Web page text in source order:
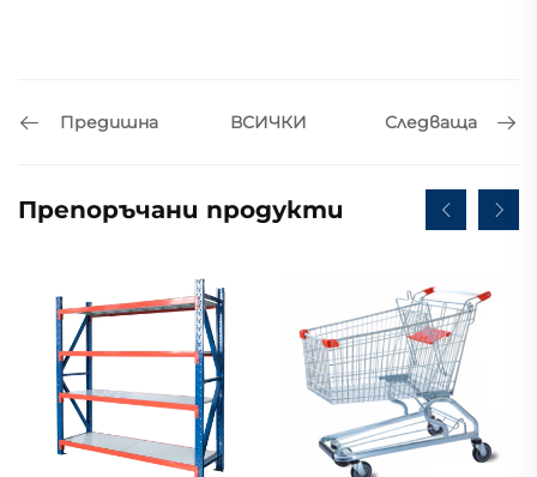
Предишна ВСИЧКИ Следваща
Препоръчани продукти